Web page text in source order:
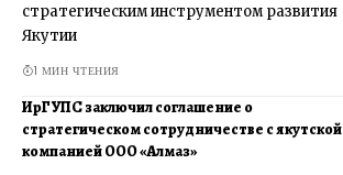
стратегическим инструментом развития
Якутии
1 МИН ЧТЕНИЯ
ИрГУПС заключил соглашение о
стратегическом сотрудничестве с якутской
компанией ООО «Алмаз»